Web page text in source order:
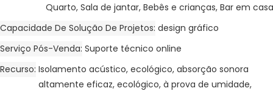
Quarto, Sala de jantar, Bebês e crianças, Bar em casa
Capacidade De Solução De Projetos design gráfico
Serviço Pós-Venda Suporte técnico online
Recurso Isolamento acústico, ecológico, absorção sonora
altamente eficaz, ecológico, à prova de umidade,